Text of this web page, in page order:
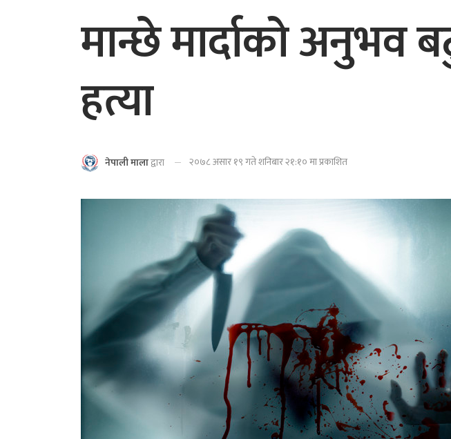
मान्छे मार्दाको अनुभव
हत्या
नेपाली मालाद्वारा २०७८ असार १९ गते शनिबार २१:१० मा प्रकाशित